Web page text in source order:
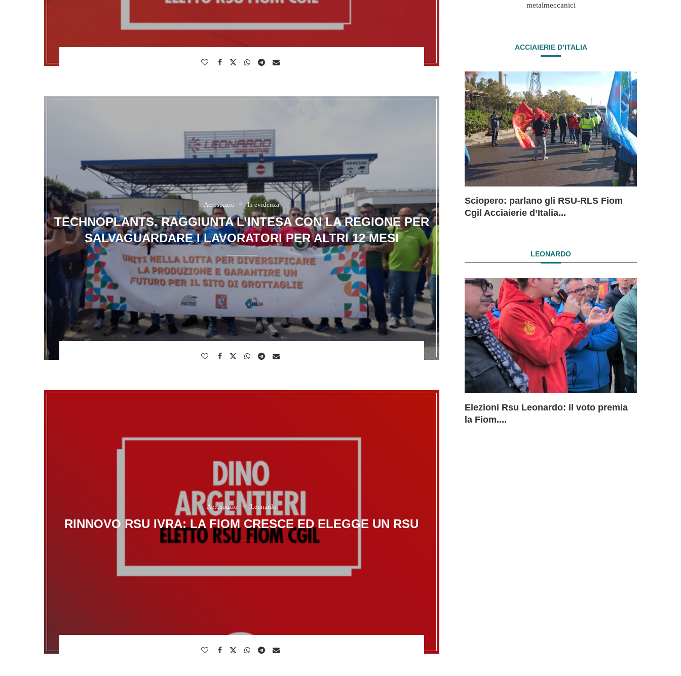
Aerospazio In evidenza
TECHNOPLANTS. RAGGIUNTA L’INTESA CON LA REGIONE PER
SALVAGUARDARE I LAVORATORI PER ALTRI 12 MESI
Aerospazio Leonardo
RINNOVO RSU IVRA: LA FIOM CRESCE ED ELEGGE UN RSU
metalmeccanici
ACCIAIERIE D’ITALIA
Sciopero: parlano gli RSU-RLS Fiom
Cgil Acciaierie d’Italia...
LEONARDO
Elezioni Rsu Leonardo: il voto premia
la Fiom....